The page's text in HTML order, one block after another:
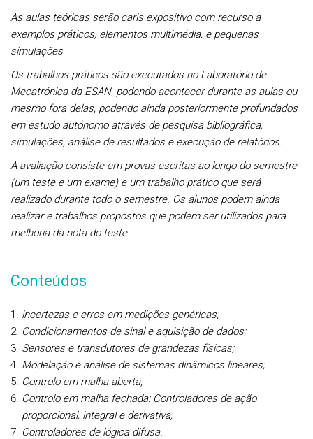
As aulas teóricas serão caris expositivo com recurso a
exemplos práticos, elementos multimédia, e pequenas
simulações
Os trabalhos práticos são executados no Laboratório de
Mecatrónica da ESAN, podendo acontecer durante as aulas ou
mesmo fora delas, podendo ainda posteriormente profundados
em estudo autónomo através de pesquisa bibliográfica,
simulações, análise de resultados e execução de relatórios.
A avaliação consiste em provas escritas ao longo do semestre
(um teste e um exame) e um trabalho prático que será
realizado durante todo o semestre. Os alunos podem ainda
realizar e trabalhos propostos que podem ser utilizados para
melhoria da nota do teste.
Conteúdos
incertezas e erros em medições genéricas;
Condicionamentos de sinal e aquisição de dados;
Sensores e transdutores de grandezas físicas;
Modelação e análise de sistemas dinâmicos lineares;
Controlo em malha aberta;
Controlo em malha fechada: Controladores de ação
proporcional, integral e derivativa;
Controladores de lógica difusa.